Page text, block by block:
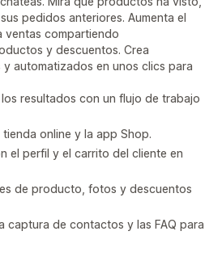
pedidos anteriores. Aumenta el
ventas compartiendo
y descuentos. Crea
automatizados en unos clics para
resultados con un flujo de trabajo
online y la app Shop.
el perfil y el carrito del cliente en
de producto, fotos y descuentos
captura de contactos y las FAQ para